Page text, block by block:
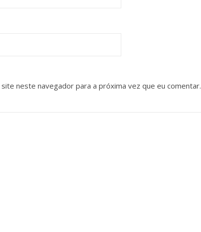
neste navegador para a próxima vez que eu comentar.